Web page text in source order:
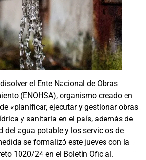
el Ente Nacional de Obras
(ENOHSA), organismo creado en
«planificar, ejecutar y gestionar obras
y sanitaria en el país, además de
del agua potable y los servicios de
se formalizó este jueves con la
1020/24 en el Boletín Oficial.